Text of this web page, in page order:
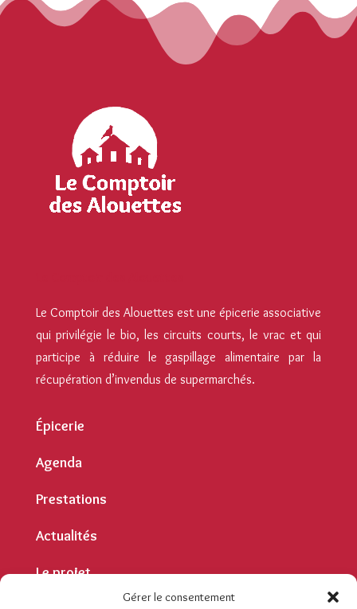
Gérer le consentement
Le Comptoir des Alouettes est une épicerie associative
qui privilégie le bio, les circuits courts, le vrac et qui
participe à réduire le gaspillage alimentaire par la
récupération d’invendus de supermarchés.
Épicerie
Agenda
Prestations
Actualités
Le projet